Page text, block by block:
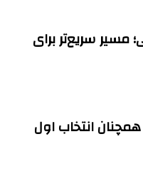
سریع‌تر برای
چرا محصولات جوشکاری ESAB همچنان انتخاب اول